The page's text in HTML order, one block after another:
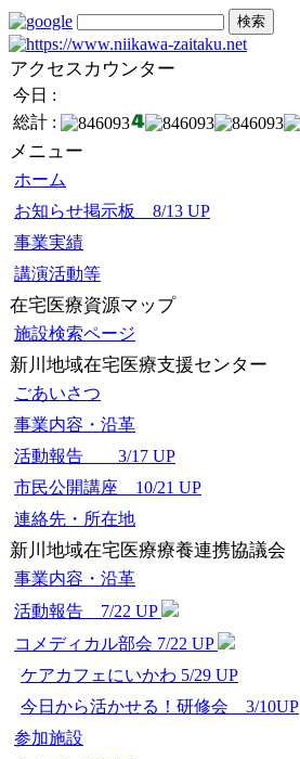
アクセスカウンター
今日 :
総計 :
メニュー
ホーム
お知らせ掲示板 8/13 UP
事業実績
講演活動等
在宅医療資源マップ
施設検索ページ
新川地域在宅医療支援センター
ごあいさつ
事業内容・沿革
活動報告 3/17 UP
市民公開講座 10/21 UP
連絡先・所在地
新川地域在宅医療療養連携協議会
事業内容・沿革
活動報告 7/22 UP
コメディカル部会 7/22 UP
ケアカフェにいかわ 5/29 UP
今日から活かせる！研修会 3/10UP
参加施設